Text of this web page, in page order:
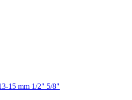
15 mm 1/2" 5/8"